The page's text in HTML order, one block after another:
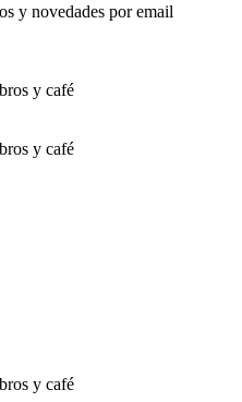
y novedades por email